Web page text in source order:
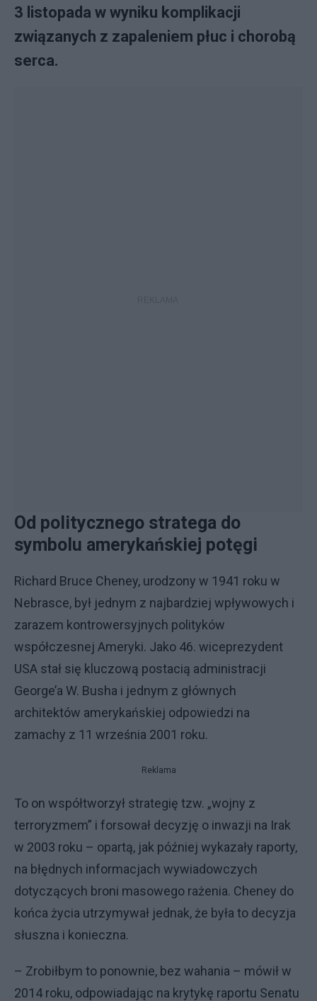
3 listopada w wyniku komplikacji
związanych z zapaleniem płuc i chorobą
serca.
Od politycznego stratega do
symbolu amerykańskiej potęgi
Richard Bruce Cheney, urodzony w 1941 roku w
Nebrasce, był jednym z najbardziej wpływowych i
zarazem kontrowersyjnych polityków
współczesnej Ameryki. Jako 46. wiceprezydent
USA stał się kluczową postacią administracji
George’a W. Busha i jednym z głównych
architektów amerykańskiej odpowiedzi na
zamachy z 11 września 2001 roku.
Reklama
To on współtworzył strategię tzw. „wojny z
terroryzmem” i forsował decyzję o inwazji na Irak
w 2003 roku – opartą, jak później wykazały raporty,
na błędnych informacjach wywiadowczych
dotyczących broni masowego rażenia. Cheney do
końca życia utrzymywał jednak, że była to decyzja
słuszna i konieczna.
– Zrobiłbym to ponownie, bez wahania – mówił w
2014 roku, odpowiadając na krytykę raportu Senatu